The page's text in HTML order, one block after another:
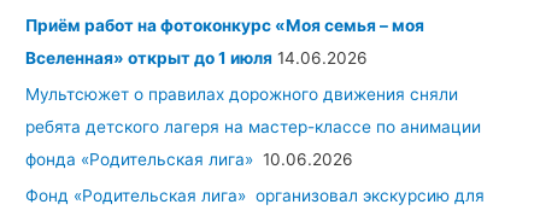
Приём работ на фотоконкурс «Моя семья – моя
Вселенная» открыт до 1 июля 14.06.2026
Мультсюжет о правилах дорожного движения сняли
ребята детского лагеря на мастер-классе по анимации
фонда «Родительская лига» 10.06.2026
Фонд «Родительская лига» организовал экскурсию для